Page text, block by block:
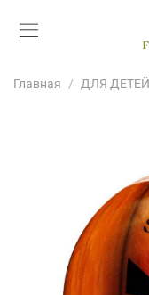
Главная ДЛЯ ДЕТЕЙ